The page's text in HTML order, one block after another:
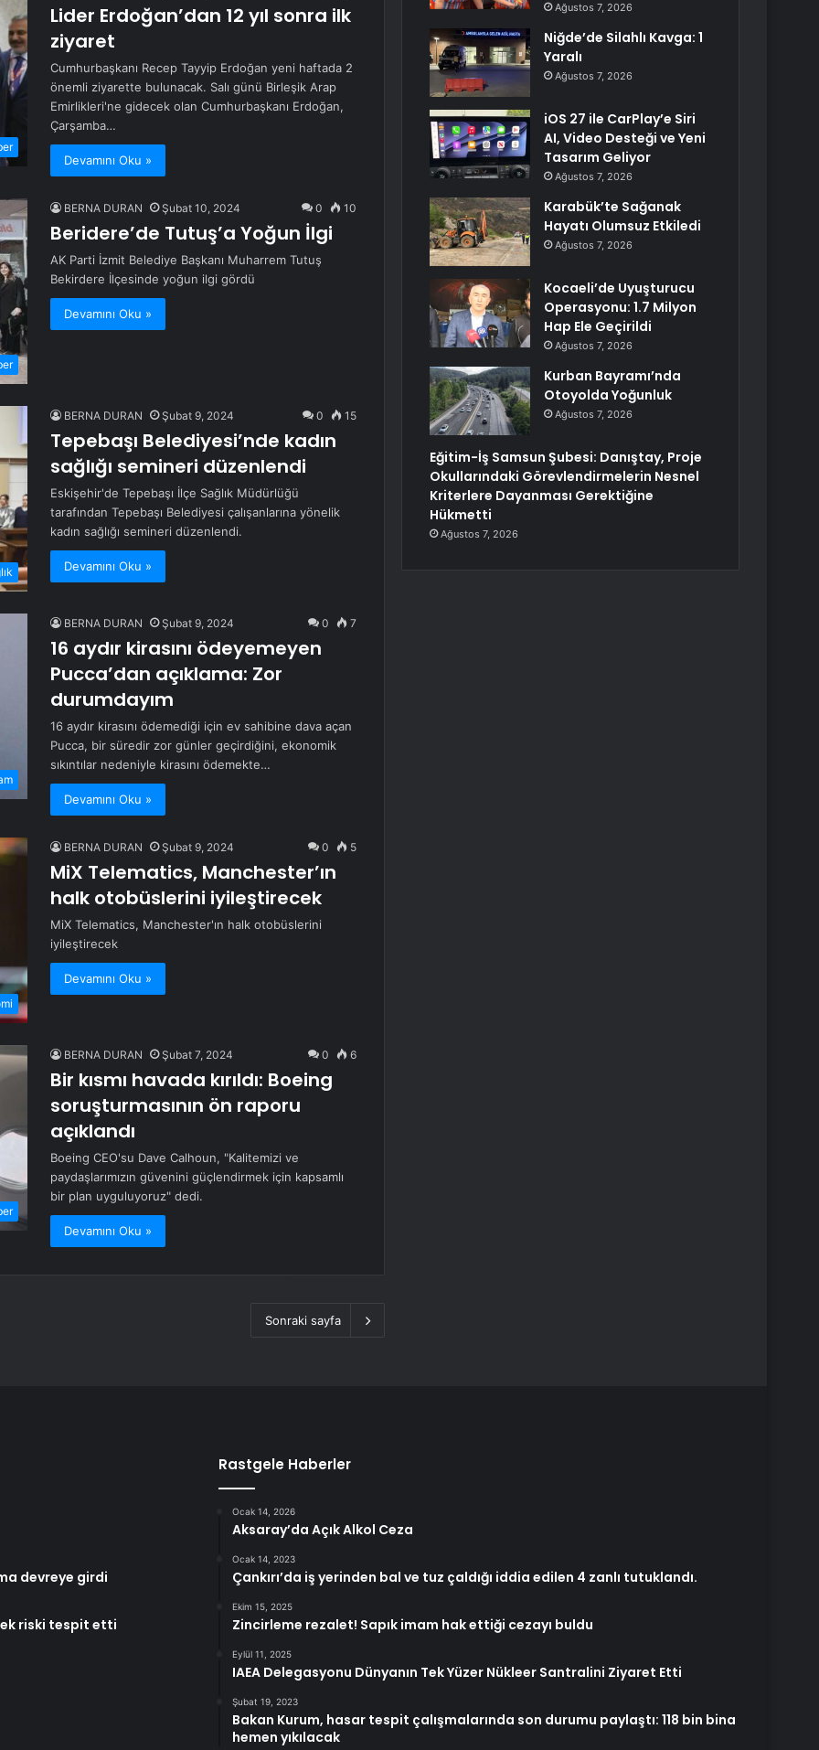
Lider Erdoğan’dan 12 yıl sonra ilk
ziyaret
Cumhurbaşkanı Recep Tayyip Erdoğan yeni haftada 2
önemli ziyarette bulunacak. Salı günü Birleşik Arap
Emirlikleri'ne gidecek olan Cumhurbaşkanı Erdoğan,
Çarşamba…
Devamını Oku »
BERNA DURAN Şubat 10, 2024 0 10
Beridere’de Tutuş’a Yoğun İlgi
AK Parti İzmit Belediye Başkanı Muharrem Tutuş
Bekirdere İlçesinde yoğun ilgi gördü
Devamını Oku »
BERNA DURAN Şubat 9, 2024 0 15
Tepebaşı Belediyesi’nde kadın
sağlığı semineri düzenlendi
Eskişehir'de Tepebaşı İlçe Sağlık Müdürlüğü
tarafından Tepebaşı Belediyesi çalışanlarına yönelik
kadın sağlığı semineri düzenlendi.
Devamını Oku »
BERNA DURAN Şubat 9, 2024 0 7
16 aydır kirasını ödeyemeyen
Pucca’dan açıklama: Zor
durumdayım
16 aydır kirasını ödemediği için ev sahibine dava açan
Pucca, bir süredir zor günler geçirdiğini, ekonomik
sıkıntılar nedeniyle kirasını ödemekte…
Devamını Oku »
BERNA DURAN Şubat 9, 2024 0 5
MiX Telematics, Manchester’ın
halk otobüslerini iyileştirecek
MiX Telematics, Manchester'ın halk otobüslerini
iyileştirecek
Devamını Oku »
BERNA DURAN Şubat 7, 2024 0 6
Bir kısmı havada kırıldı: Boeing
soruşturmasının ön raporu
açıklandı
Boeing CEO'su Dave Calhoun, "Kalitemizi ve
paydaşlarımızın güvenini güçlendirmek için kapsamlı
bir plan uyguluyoruz" dedi.
Devamını Oku »
Sonraki sayfa
Ağustos 7, 2026
Niğde’de Silahlı Kavga: 1
Yaralı
Ağustos 7, 2026
iOS 27 ile CarPlay’e Siri
AI, Video Desteği ve Yeni
Tasarım Geliyor
Ağustos 7, 2026
Karabük’te Sağanak
Hayatı Olumsuz Etkiledi
Ağustos 7, 2026
Kocaeli’de Uyuşturucu
Operasyonu: 1.7 Milyon
Hap Ele Geçirildi
Ağustos 7, 2026
Kurban Bayramı’nda
Otoyolda Yoğunluk
Ağustos 7, 2026
Eğitim-İş Samsun Şubesi: Danıştay, Proje
Okullarındaki Görevlendirmelerin Nesnel
Kriterlere Dayanması Gerektiğine
Hükmetti
Ağustos 7, 2026
devreye girdi
riski tespit etti
Rastgele Haberler
Ocak 14, 2026
Aksaray’da Açık Alkol Ceza
Ocak 14, 2023
Çankırı’da iş yerinden bal ve tuz çaldığı iddia edilen 4 zanlı tutuklandı.
Ekim 15, 2025
Zincirleme rezalet! Sapık imam hak ettiği cezayı buldu
Eylül 11, 2025
IAEA Delegasyonu Dünyanın Tek Yüzer Nükleer Santralini Ziyaret Etti
Şubat 19, 2023
Bakan Kurum, hasar tespit çalışmalarında son durumu paylaştı: 118 bin bina
hemen yıkılacak